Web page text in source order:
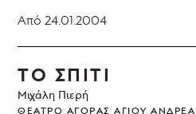
Από 24.01.2004
ΤΟ ΣΠΙΤΙ
Μιχάλη Πιερή
ΘΈΑΤΡΟ ΑΓΟΡΆΣ ΑΓΊΟΥ ΑΝΔΡΈΑ